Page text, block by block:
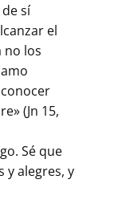
sí
el
no los
(Jn 15,
Sé que
y alegres, y